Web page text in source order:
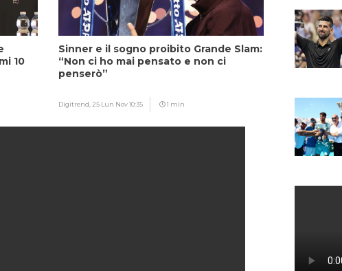
10
Sinner e il sogno proibito Grande Slam:
“Non ci ho mai pensato e non ci
penserò”
Digitrend, 25 Lun Nov 10:35 1 min